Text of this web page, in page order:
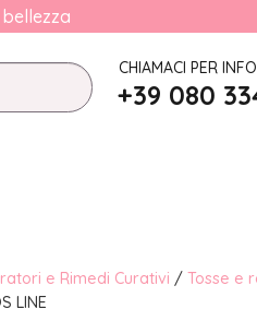
CHIAMACI PER
+39 080
e Rimedi Curativi / Tosse e
LINE